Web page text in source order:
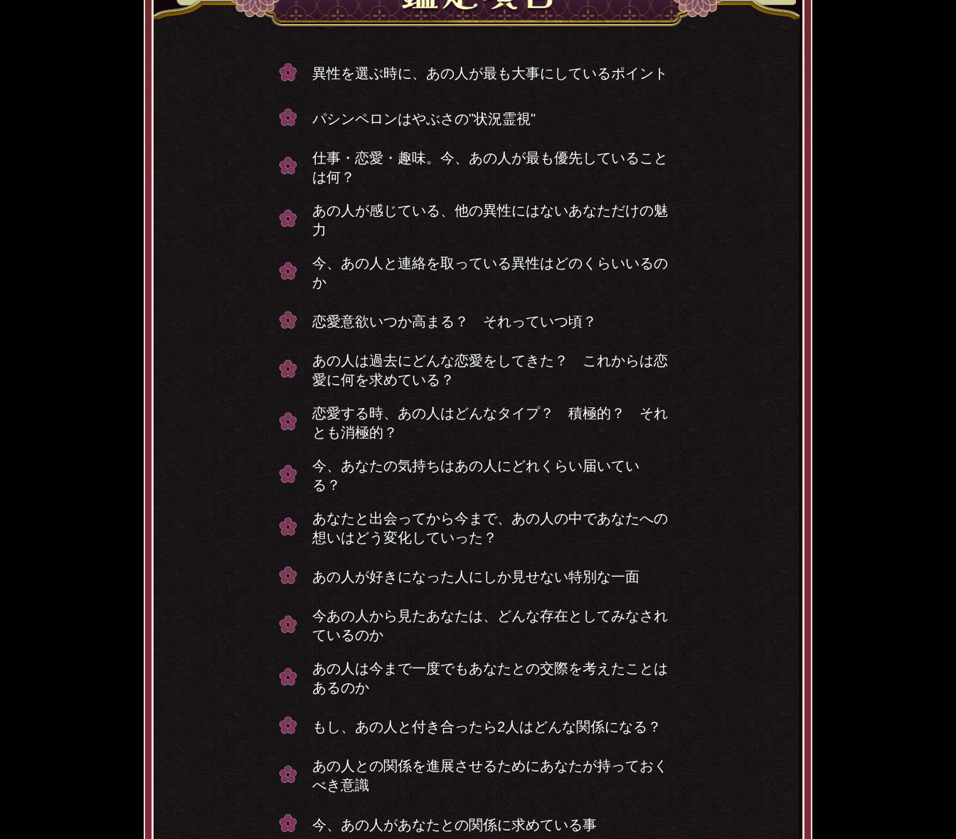
異性を選ぶ時に、あの人が最も大事にしているポイント
パシンペロンはやぶさの"状況霊視"
仕事・恋愛・趣味。今、あの人が最も優先していること
は何？
あの人が感じている、他の異性にはないあなただけの魅
力
今、あの人と連絡を取っている異性はどのくらいいるの
か
恋愛意欲いつか高まる？ それっていつ頃？
あの人は過去にどんな恋愛をしてきた？ これからは恋
愛に何を求めている？
恋愛する時、あの人はどんなタイプ？ 積極的？ それ
とも消極的？
今、あなたの気持ちはあの人にどれくらい届いてい
る？
あなたと出会ってから今まで、あの人の中であなたへの
想いはどう変化していった？
あの人が好きになった人にしか見せない特別な一面
今あの人から見たあなたは、どんな存在としてみなされ
ているのか
あの人は今まで一度でもあなたとの交際を考えたことは
あるのか
もし、あの人と付き合ったら2人はどんな関係になる？
あの人との関係を進展させるためにあなたが持っておく
べき意識
今、あの人があなたとの関係に求めている事